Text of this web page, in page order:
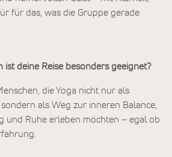
für das, was die Gruppe gerade
ist deine Reise besonders geeignet?
die Yoga nicht nur als
als Weg zur inneren Balance,
und Ruhe erleben möchten – egal ob